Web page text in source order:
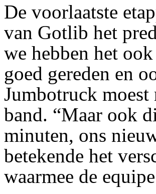
De voorlaatste
van Gotlib het
we hebben het
goed gereden en
Jumbotruck moest
band. “Maar ook
minuten, ons
betekende het
waarmee de